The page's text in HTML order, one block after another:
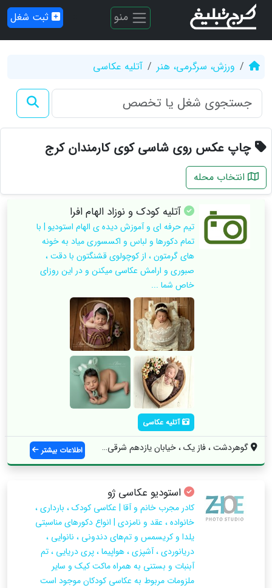
منو ثبت شغل
ورزش، سرگرمی، هنر آتلیه عکاسی
چاپ عکس روی شاسی کوی کارمندان کرج
انتخاب محله
آتلیه کودک و نوزاد الهام افرا
تیم حرفه ای و آموزش دیده ی الهام استودیو | با
تمام دکورها و لباس و اکسسوری میاد به خونه
های گرمتون ، از کوچولوی قشنگتون با دقت ،
صبوری و ارامش عکاسی میکنن و در این روزای
خاص شما ...
آتلیه عکاسی
گوهردشت ، فاز یک ، خیابان یازدهم شرقی ، ... اطلاعات بیشتر
استودیو عکاسی ژو
کادر مجرب خانم و آقا | عکاسی کودک ، بارداری ،
خانواده ، عقد و نامزدی | انواع دکورهای مناسبتی
یلدا و کریسمس و تم‌های دندونی ، نانوایی ،
دریانوردی ، آشپزی ، هواپیما ، پری دریایی ، تم
آبنبات و بستنی به همراه ماکت کیک و سایر
ملزومات مربوط به عکاسی کودکان موجود است